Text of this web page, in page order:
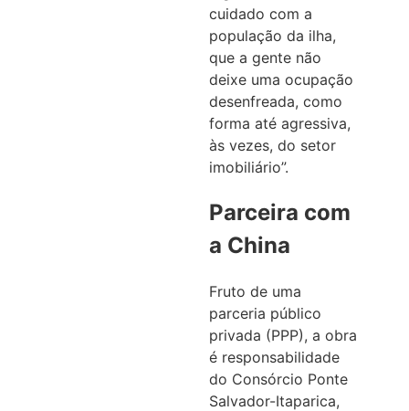
cuidado com a
população da ilha,
que a gente não
deixe uma ocupação
desenfreada, como
forma até agressiva,
às vezes, do setor
imobiliário”.
Parceira com
a China
Fruto de uma
parceria público
privada (PPP), a obra
é responsabilidade
do Consórcio Ponte
Salvador-Itaparica,